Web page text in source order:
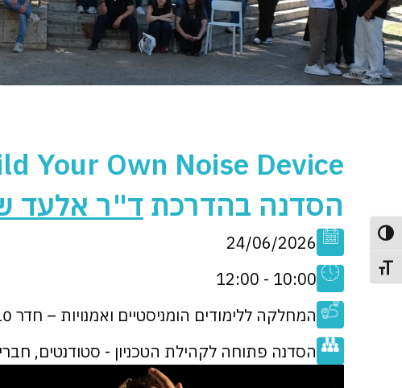
הפעל/כבה ניגודיות גבוהה
מתג גודל גופן
Your Own Noise Device
הסדנה בהדרכת ד"ר אלעד
24/06/2026
10:00 - 12:00
המחלקה ללימודים הומניסטיים ואמנויות – חדר 10
הסדנה פתוחה לקהילת הטכניון - סטודנטים, חברי